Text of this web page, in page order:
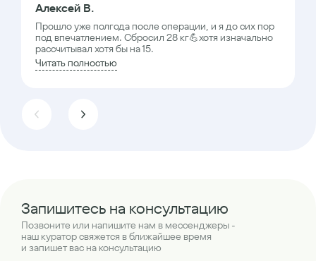
Алексей В.
Прошло уже полгода после операции, и я до сих пор
под впечатлением. Сбросил 28 кг💪хотя изначально
рассчитывал хотя бы на 15.
Читать полностью
Запишитесь на консультацию
Позвоните или напишите нам в мессенджеры -
наш куратор свяжется в ближайшее время
и запишет вас на консультацию